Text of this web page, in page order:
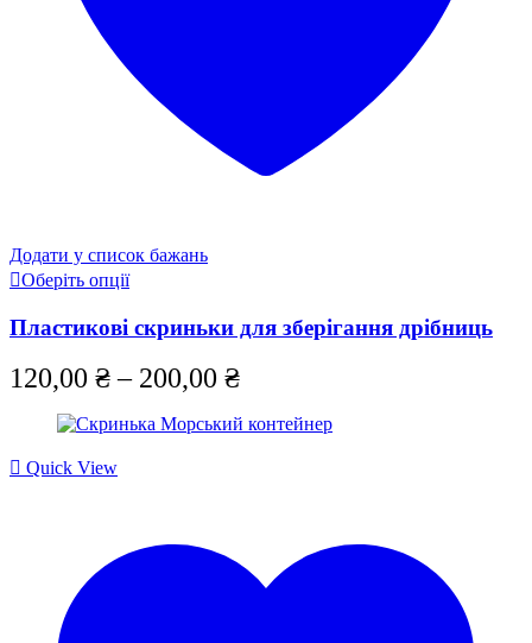
Додати у список бажань
Оберіть опціїЦей
кілька
Параметри
вибрати
Пластикові скриньки для зберігання дрібниць
120,00 ₴ – 200,00 ₴Price
range:
120,00 ₴
Quick View